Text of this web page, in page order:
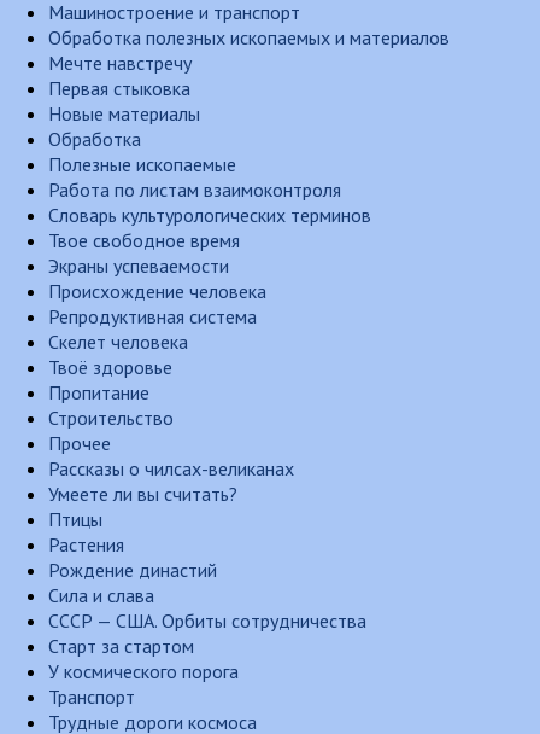
Машиностроение и транспорт
Обработка полезных ископаемых и материалов
Мечте навстречу
Первая стыковка
Новые материалы
Обработка
Полезные ископаемые
Работа по листам взаимоконтроля
Словарь культурологических терминов
Твое свободное время
Экраны успеваемости
Происхождение человека
Репродуктивная система
Скелет человека
Твоё здоровье
Пропитание
Строительство
Прочее
Рассказы о чилсах-великанах
Умеете ли вы считать?
Птицы
Растения
Рождение династий
Сила и слава
СССР — США. Орбиты сотрудничества
Старт за стартом
У космического порога
Транспорт
Трудные дороги космоса